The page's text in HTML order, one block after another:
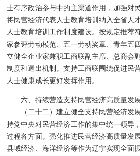
士有序政治参与中的主渠道作用，加强对
将民营经济代表人士教育培训纳入全省人
人士教育培训工作制度建设。按规定推荐
家参评劳动模范、五一劳动奖章、青年五
立健全企业家兼职工商联副主席、总商会
制度和退出机制。支持工商联围绕促进民
人士健康成长更好发挥作用。
六、持续营造支持民营经济高质量发
（二十二）建立健全支持民营经济发
持党中央对民营经济工作的集中统一领导
过程各方面。强化推进民营经济高质量发
县域经济、海洋经济等作为辽宁实现全面